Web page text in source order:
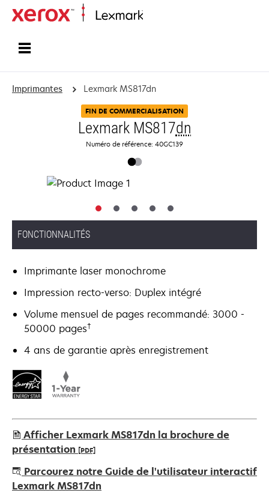
Imprimantes Lexmark MS817dn
FIN DE COMMERCIALISATION
Lexmark MS817dn
Numéro de référence: 40GC139
FONCTIONNALITÉS
Imprimante laser monochrome
Impression recto-verso: Duplex intégré
Volume mensuel de pages recommandé: 3000 -
50000 pages†
4 ans de garantie après enregistrement
Afficher Lexmark MS817dn la brochure de
présentation [PDF]
s’ouvre
dans
Parcourez notre Guide de l'utilisateur interactif
Lexmark MS817dn